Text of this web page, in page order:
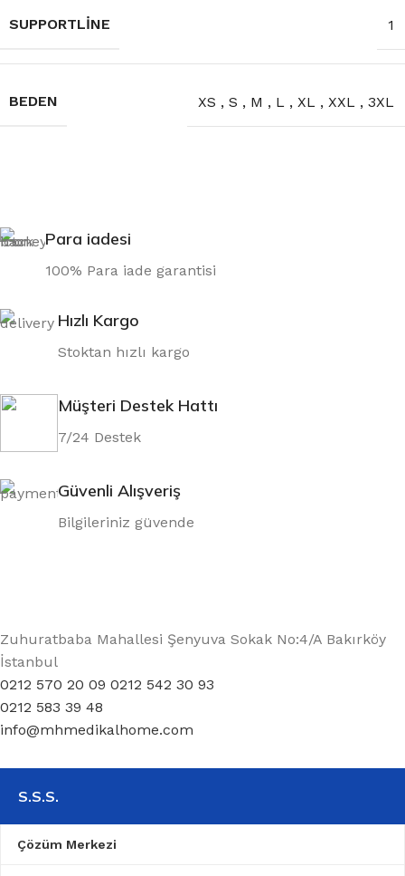
SUPPORTLINE 1
BEDEN XS , S , M , L , XL , XXL , 3XL
Para iadesi
100% Para iade garantisi
Hızlı Kargo
Stoktan hızlı kargo
Müşteri Destek Hattı
7/24 Destek
Güvenli Alışveriş
Bilgileriniz güvende
Zuhuratbaba Mahallesi Şenyuva Sokak No:4/A Bakırköy
İstanbul
0212 570 20 09 0212 542 30 93
0212 583 39 48
info@mhmedikalhome.com
S.S.S.
Çözüm Merkezi